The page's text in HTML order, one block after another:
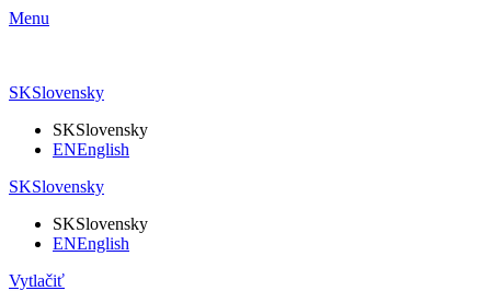
Menu
SKSlovensky
SKSlovensky
ENEnglish
SKSlovensky
SKSlovensky
ENEnglish
Vytlačiť